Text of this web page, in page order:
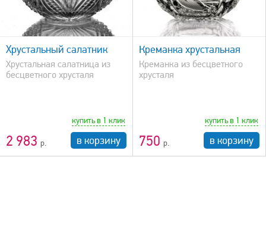
Хрустальный салатник
Хрустальная салатница из
бесцветного хрусталя
2 983
купить в 1 клик
в корзину
быстрый просмотр
Креманка хрустальная
Креманка из бесцветного
хрусталя
750
купить в 1 клик
в корзину